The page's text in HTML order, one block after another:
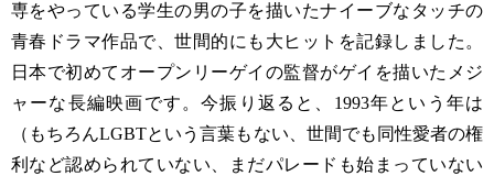
専をやっている学生の男の子を描いたナイーブなタッチの
青春ドラマ作品で、世間的にも大ヒットを記録しました。
日本で初めてオープンリーゲイの監督がゲイを描いたメジ
ャーな長編映画です。今振り返ると、1993年という年は
（もちろんLGBTという言葉もない、世間でも同性愛者の権
利など認められていない、まだパレードも始まっていない